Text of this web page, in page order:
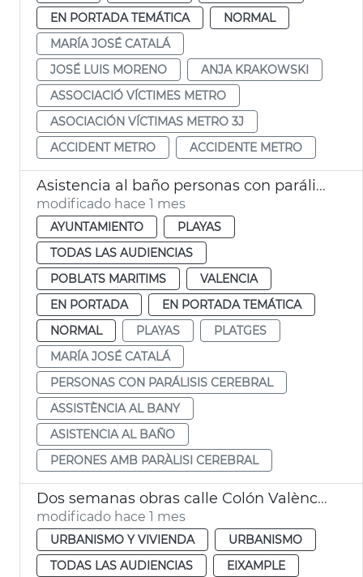
EN PORTADA TEMÁTICA
NORMAL
MARÍA JOSÉ CATALÁ
JOSÉ LUIS MORENO
ANJA KRAKOWSKI
ASSOCIACIÓ VÍCTIMES METRO
ASOCIACIÓN VÍCTIMAS METRO 3J
ACCIDENT METRO
ACCIDENTE METRO
Asistencia al baño personas con parálisis cerebral València
modificado hace 1 mes
AYUNTAMIENTO
PLAYAS
TODAS LAS AUDIENCIAS
POBLATS MARITIMS
VALENCIA
EN PORTADA
EN PORTADA TEMÁTICA
NORMAL
PLAYAS
PLATGES
MARÍA JOSÉ CATALÁ
PERSONAS CON PARÁLISIS CEREBRAL
ASSISTÈNCIA AL BANY
ASISTENCIA AL BAÑO
PERONES AMB PARÀLISI CEREBRAL
Dos semanas obras calle Colón València
modificado hace 1 mes
URBANISMO Y VIVIENDA
URBANISMO
TODAS LAS AUDIENCIAS
EIXAMPLE